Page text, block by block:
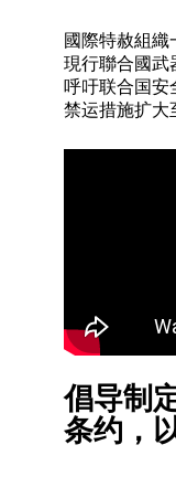
國際特赦組織
現行聯合國武
呼吁联合国安
禁运措施扩大
倡导制
条约，